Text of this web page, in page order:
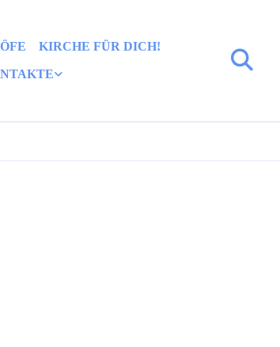
KIRCHE FÜR DICH!